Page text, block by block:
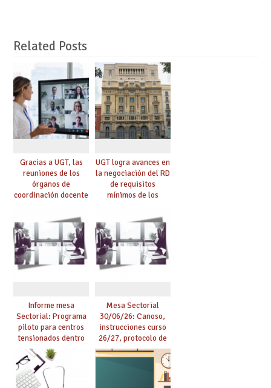
Related Posts
Gracias a UGT, las
reuniones de los
órganos de
coordinación docente
de manera
telemática, sin exigir
presencialidad en el
centro
UGT logra avances en
la negociación del RD
de requisitos
mínimos de los
exige al Ministerio
que los compromisos
se materialicen con
la mayor agilidad
posible
Informe mesa
Sectorial: Programa
piloto para centros
tensionados dentro
del marco del
Acuerdo de Mejoras y
evaluación del curso
25/26
Mesa Sectorial
30/06/26: Canoso,
instrucciones curso
26/27, protocolo de
agresiones.